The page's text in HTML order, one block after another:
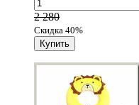
2 280
Скидка 40%